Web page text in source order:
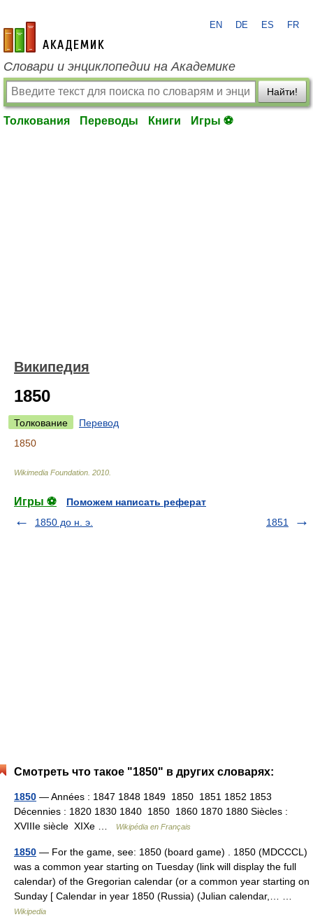
academic.ru
EN DE ES FR
Словари и энциклопедии на Академике
Найти!
Толкования Переводы Книги Игры ⚽
Википедия
1850
Толкование
Перевод
1850
Wikimedia Foundation 2010
Игры ⚽
Поможем написать реферат
1850 до н. э.
1851
Смотреть что такое "1850" в других словарях:
1850 — Années : 1847 1848 1849 1850 1851 1852 1853
Décennies : 1820 1830 1840 1850 1860 1870 1880 Siècles :
XVIIIe siècle XIXe …
Wikipédia en Français
1850 — For the game, see: 1850 (board game) . 1850 (MDCCCL)
was a common year starting on Tuesday (link will display the full
calendar) of the Gregorian calendar (or a common year starting on
Sunday [ Calendar in year 1850 (Russia) (Julian calendar,… …
Wikipedia